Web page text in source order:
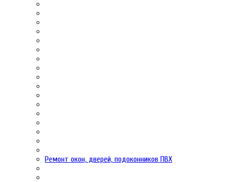
Ремонт окон, дверей, подоконников ПВХ